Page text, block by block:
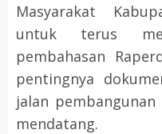
Masyarakat
untuk terus
pembahasan
pentingnya
jalan
mendatang.